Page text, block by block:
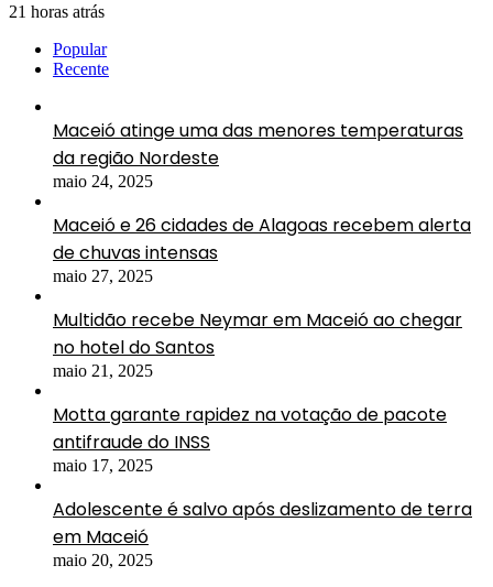
21 horas atrás
Popular
Recente
Maceió atinge uma das menores temperaturas
da região Nordeste
maio 24, 2025
Maceió e 26 cidades de Alagoas recebem alerta
de chuvas intensas
maio 27, 2025
Multidão recebe Neymar em Maceió ao chegar
no hotel do Santos
maio 21, 2025
Motta garante rapidez na votação de pacote
antifraude do INSS
maio 17, 2025
Adolescente é salvo após deslizamento de terra
em Maceió
maio 20, 2025